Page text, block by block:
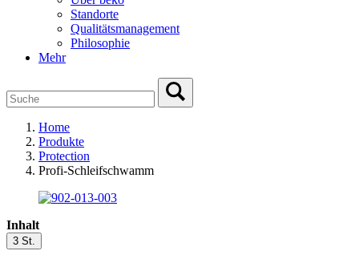
Standorte
Qualitätsmanagement
Philosophie
Mehr
Home
Produkte
Protection
Profi-Schleifschwamm
Inhalt
3 St.